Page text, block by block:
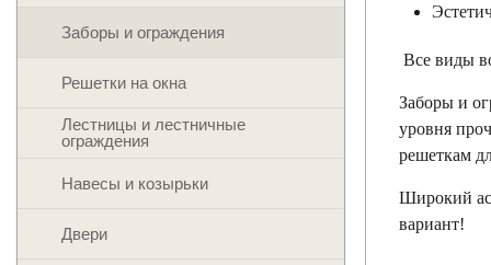
Все виды
Заборы и
уровня
решеткам
Широкий
вариант!
Заборы и ограждения
Решетки на окна
Лестницы и лестничные
ограждения
Навесы и козырьки
Двери